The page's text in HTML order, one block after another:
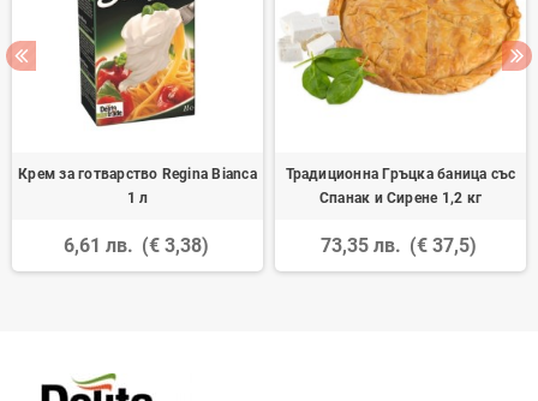
Крем за готварство Regina Bianca
1 л
6,61 лв. (€ 3,38)
Традиционна Гръцка баница със
Спанак и Сирене 1,2 кг
73,35 лв. (€ 37,5)